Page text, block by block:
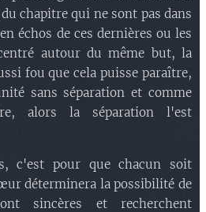
chapitre qui ne sont pas dans
échos de ces dernières ou les
autour du même but, la
fou que cela puisse paraître,
sans séparation et comme
alors la séparation l'est
c'est pour que chacun soit
déterminera la possibilité de
sincères et recherchent